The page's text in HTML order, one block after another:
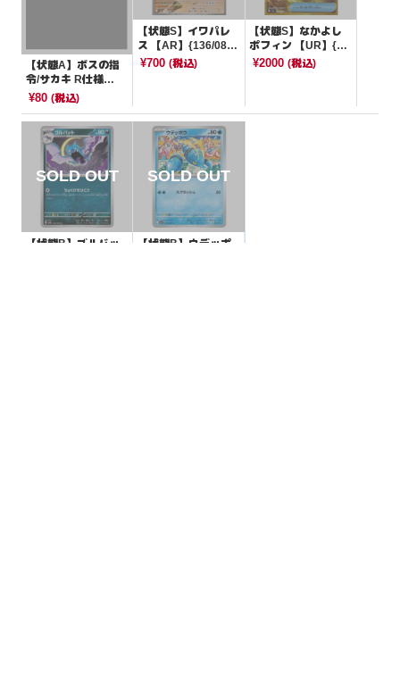
【状態A】ボスの指
令/サカキ R仕様
【-】{176/190}[s4a]
¥80 (税込)
【状態S】イワパレ
ス 【AR】{136/086}
[SV11B]
¥700(税込)
【状態S】なかよし
ポフィン 【UR】{13
3/101}[SV6]
¥2000 (税込)
【状態B】ゴルバッ
【状態B】ウデッポ